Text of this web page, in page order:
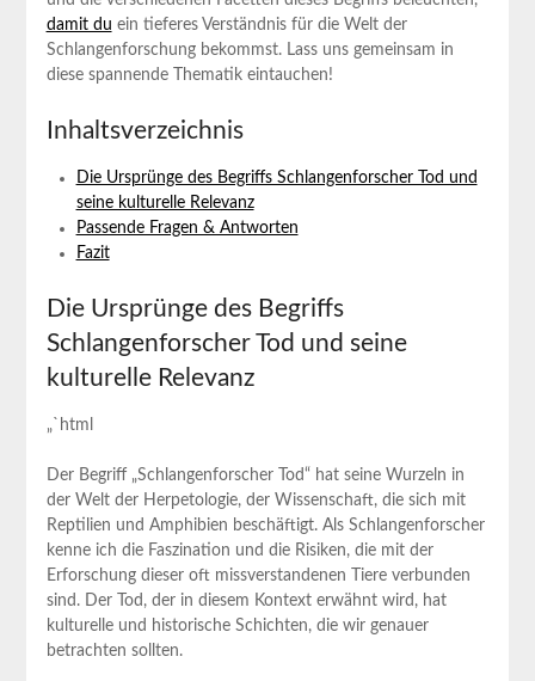
damit du ein tieferes Verständnis für die Welt der
Schlangenforschung ⁤bekommst. Lass uns gemeinsam in
diese spannende Thematik eintauchen!
Inhaltsverzeichnis
Die Ursprünge des Begriffs Schlangenforscher ⁤Tod und
seine kulturelle Relevanz
Passende Fragen⁢ & Antworten
Fazit
Die Ursprünge des Begriffs
Schlangenforscher Tod und seine
⁢kulturelle Relevanz
„`html
Der⁤ Begriff „Schlangenforscher ‍Tod“ ⁤hat seine Wurzeln in
der ‍Welt der Herpetologie,‍ der Wissenschaft, die sich mit
Reptilien und⁤ Amphibien beschäftigt. Als Schlangenforscher​
kenne ich⁢ die⁣ Faszination und die Risiken, die ‌mit der
Erforschung dieser oft missverstandenen Tiere verbunden
‍sind. Der Tod, der in diesem Kontext erwähnt wird, hat
kulturelle​ und historische Schichten, die wir genauer
betrachten sollten.